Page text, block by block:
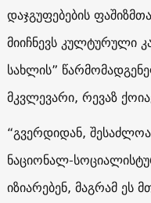
დაჯგუფებების
მიიჩნევს კულტურული
სახლის”
მკვლევარი, რევაზ
“გვერდიდან,
ნაციონალ-
იზიარებენ, მაგრამ ეს